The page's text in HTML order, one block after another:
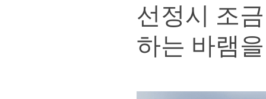
선정시 조
하는 바램